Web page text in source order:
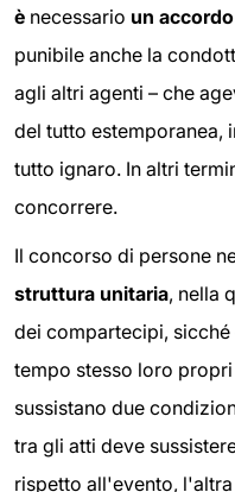
è necessario un
punibile anche la
agli altri agenti – che
del tutto estemporanea,
tutto ignaro. In altri
concorrere.
Il concorso di persone
struttura unitaria, nella
dei compartecipi,
tempo stesso loro
sussistano due
tra gli atti deve
rispetto all'evento,